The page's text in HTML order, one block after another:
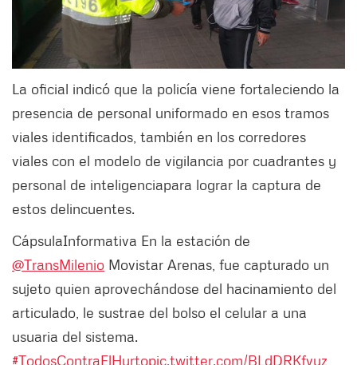
La oficial indicó que la policía viene fortaleciendo la
presencia de personal uniformado en esos tramos
viales identificados, también en los corredores
viales con el modelo de vigilancia por cuadrantes y
personal de inteligenciapara lograr la captura de
estos delincuentes.
CápsulaInformativa En la estación de
@TransMilenio Movistar Arenas, fue capturado un
sujeto quien aprovechándose del hacinamiento del
articulado, le sustrae del bolso el celular a una
usuaria del sistema.
#TodosContraElHurtopic.twitter.com/BLdDRKfvuz